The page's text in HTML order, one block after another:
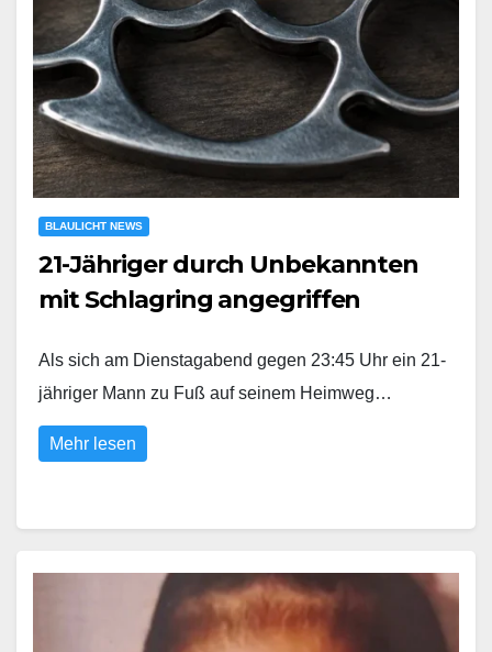
BLAULICHT NEWS
21-Jähriger durch Unbekannten
mit Schlagring angegriffen
Als sich am Dienstagabend gegen 23:45 Uhr ein 21-
jähriger Mann zu Fuß auf seinem Heimweg…
Mehr lesen